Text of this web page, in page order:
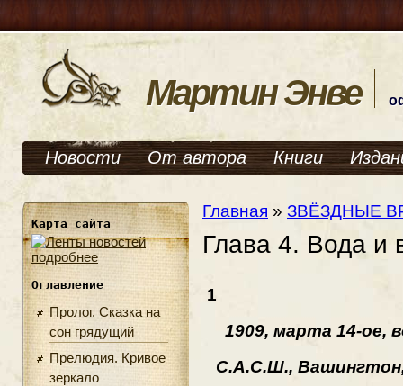
Мартин Энве
Новости От автора Книги
Карта сайта
подробнее
Оглавление
Пролог. Сказка на
сон грядущий
Прелюдия. Кривое
зеркало
Главная » ЗВЁЗДНЫЕ
Глава 4. Вода и
1
1909, марта 14-ое,
С.А.С.Ш.,